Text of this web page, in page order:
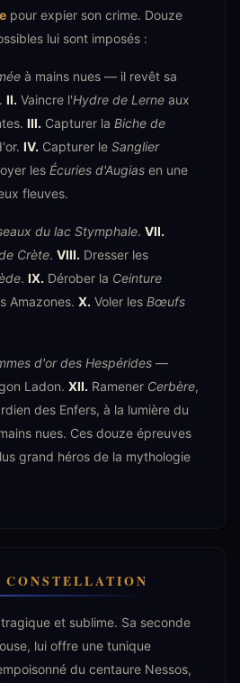
pour expier son crime. Douze
lui sont imposés :
à mains nues — il revêt sa
II. Vaincre l'Hydre de Lerne aux
III. Capturer la Biche de
IV. Capturer le Sanglier
les Écuries d'Augias en une
fleuves.
du lac Stymphale. VII.
Crète. VIII. Dresser les
. IX. Dérober la Ceinture
Amazones. X. Voler les Bœufs
d'or des Hespérides —
Ladon. XII. Ramener Cerbère,
des Enfers, à la lumière du
nues. Ces douze épreuves
grand héros de la mythologie
et sublime. Sa seconde
lui offre une tunique
du centaure Nessos,